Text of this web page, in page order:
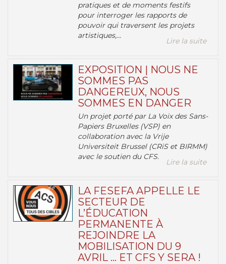
pratiques et de moments festifs
pour interroger les rapports de
pouvoir qui traversent les projets
artistiques,...
Lire la suite
EXPOSITION | NOUS NE
SOMMES PAS
DANGEREUX, NOUS
SOMMES EN DANGER
Un projet porté par La Voix des Sans-
Papiers Bruxelles (VSP) en
collaboration avec la Vrije
Universiteit Brussel (CRiS et BIRMM)
avec le soutien du CFS.
Lire la suite
LA FESEFA APPELLE LE
SECTEUR DE
L’ÉDUCATION
PERMANENTE À
REJOINDRE LA
MOBILISATION DU 9
AVRIL … ET CFS Y SERA !